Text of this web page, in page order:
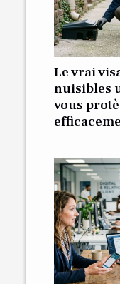
Le vrai
nuisibles
vous